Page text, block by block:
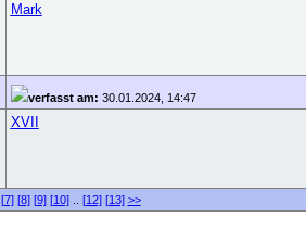
Mark
verfasst am: 30.01.2024, 14:47
XVII
[7] [8] [9] [10].. [12] [13] >>